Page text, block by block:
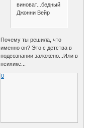
виноват...бедный
Джонни Вейр
Почему ты решила, что
именно он? Это с детства в
подсознании заложено...Или в
психике...
0